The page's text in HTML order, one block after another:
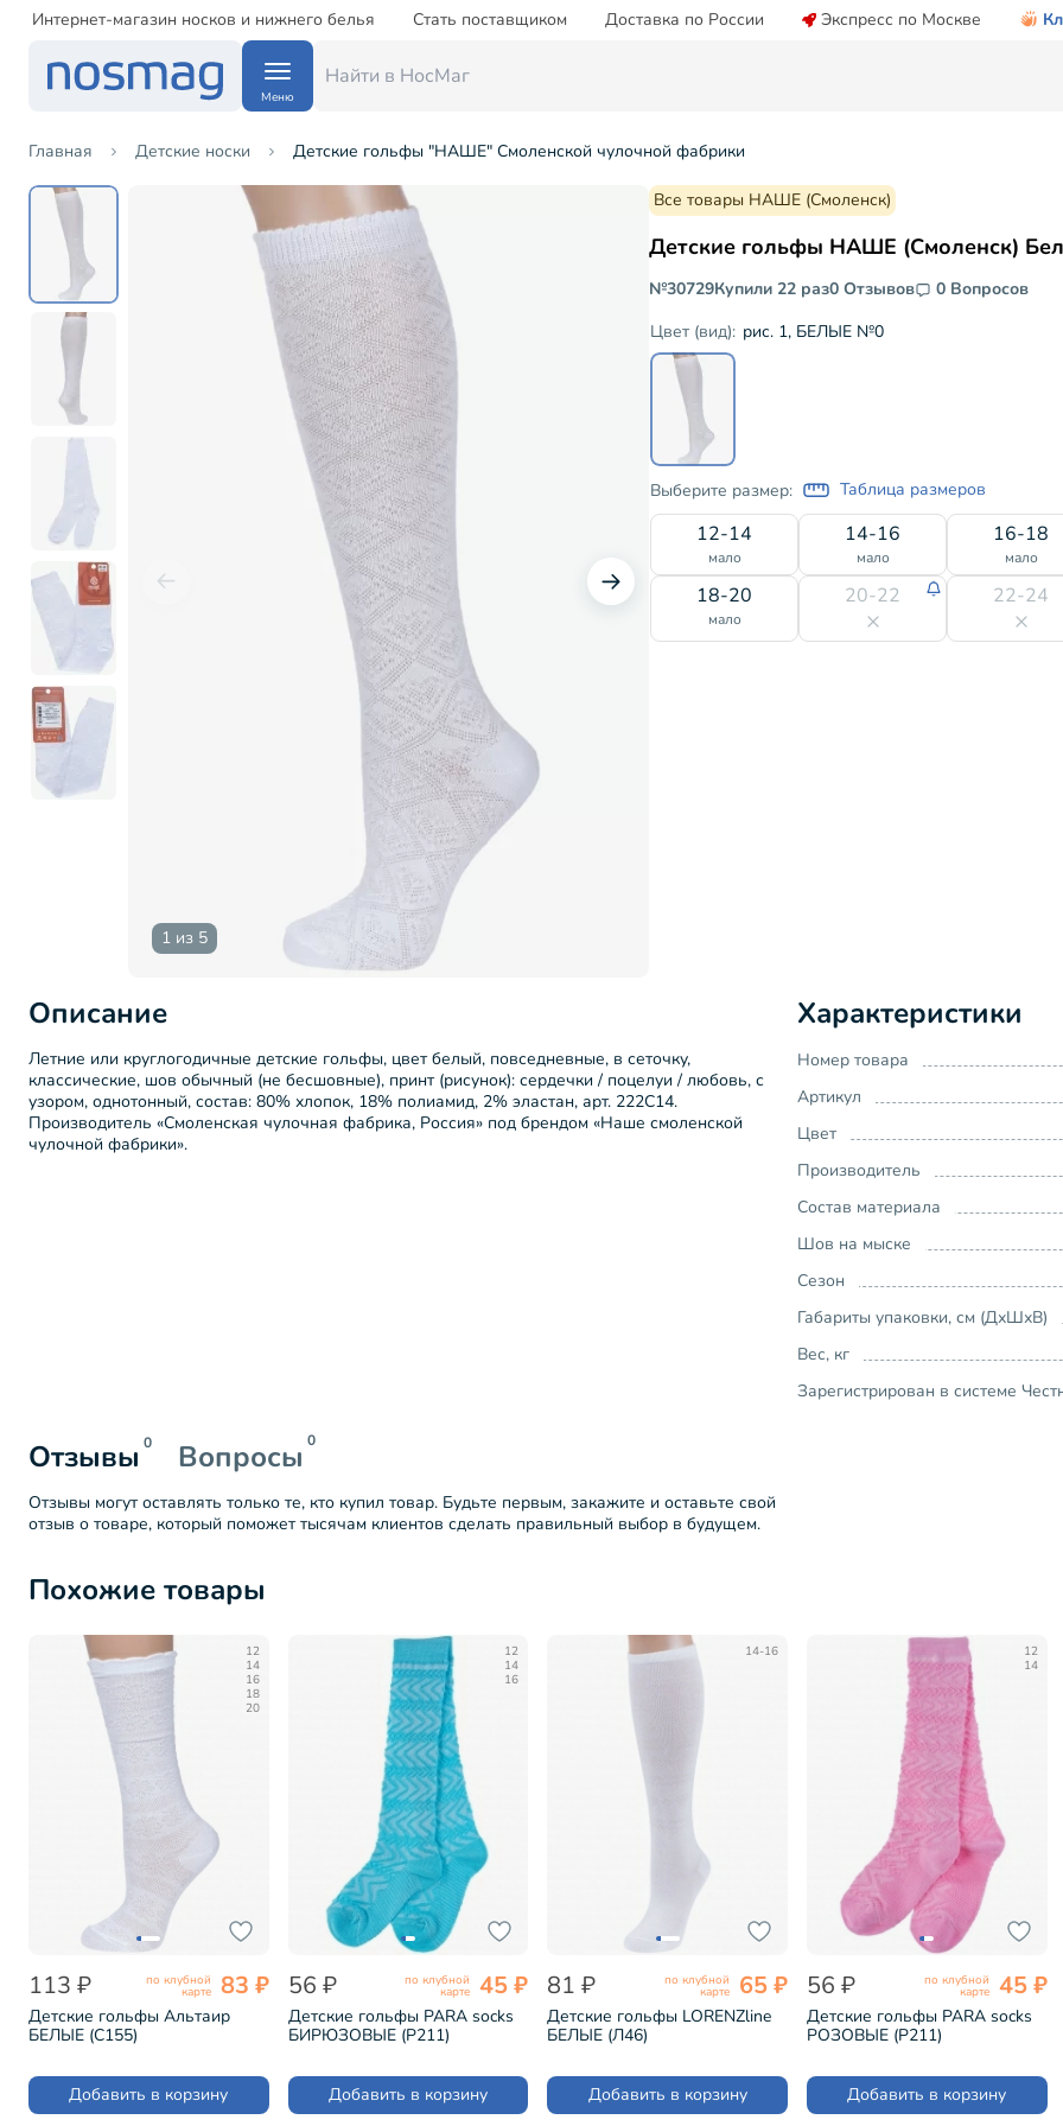
Интернет-магазин носков и нижнего белья Стать поставщиком Доставка по России Экспресс по Москве
Меню
Главная Детские носки Детские гольфы "НАШЕ" Смоленской чулочной фабрики
1 из 5
Все товары НАШЕ (Смоленск)
Детские гольфы НАШЕ (Смоленск)
№30729Купили 22 раз0 Отзывов
0 Вопросов
Цвет (вид): рис. 1, БЕЛЫЕ №0
Выберите размер: Таблица размеров
12-14
мало
14-16
мало
16-18
мало
18-20
мало
20-22 22-24
Описание
Летние или круглогодичные детские гольфы, цвет белый, повседневные, в сеточку,
классические, шов обычный (не бесшовные), принт (рисунок): сердечки / поцелуи / любовь, с
узором, однотонный, состав: 80% хлопок, 18% полиамид, 2% эластан, арт. 222С14.
Производитель «Смоленская чулочная фабрика, Россия» под брендом «Наше смоленской
чулочной фабрики».
Характеристики
Номер товара
Артикул
Цвет
Производитель
Состав материала
Шов на мыске
Сезон
Габариты упаковки, см (ДхШхВ)
Вес, кг
Зарегистрирован в системе
Отзывы 0 Вопросы 0
Отзывы могут оставлять только те, кто купил товар. Будьте первым, закажите и оставьте свой
отзыв о товаре, который поможет тысячам клиентов сделать правильный выбор в будущем.
Похожие товары
12
14
16
18
20
113 ₽ по клубной
карте 83 ₽
Детские гольфы Альтаир
БЕЛЫЕ (С155)
Добавить в корзину
12
14
16
56 ₽ по клубной
карте 45 ₽
Детские гольфы PARA socks
БИРЮЗОВЫЕ (P211)
Добавить в корзину
14-16
81 ₽ по клубной
карте 65 ₽
Детские гольфы LORENZline
БЕЛЫЕ (Л46)
Добавить в корзину
12
14
56 ₽ по клубной
карте 45 ₽
Детские гольфы PARA socks
РОЗОВЫЕ (P211)
Добавить в корзину